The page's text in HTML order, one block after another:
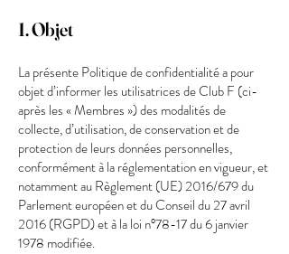
1. Objet
La présente Politique de confidentialité a pour
objet d’informer les utilisatrices de Club F (ci-
après les « Membres ») des modalités de
collecte, d’utilisation, de conservation et de
protection de leurs données personnelles,
conformément à la réglementation en vigueur, et
notamment au Règlement (UE) 2016/679 du
Parlement européen et du Conseil du 27 avril
2016 (RGPD) et à la loi n°78-17 du 6 janvier
1978 modifiée.